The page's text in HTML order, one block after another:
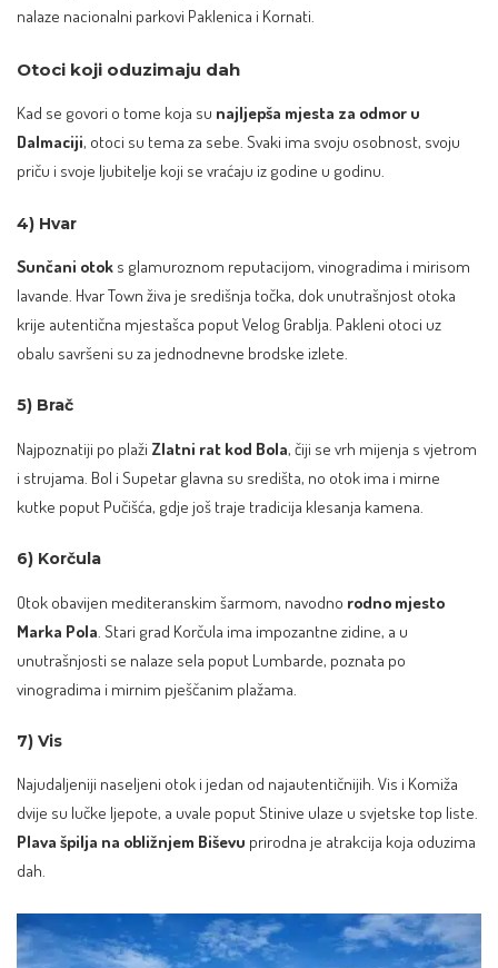
nalaze nacionalni parkovi Paklenica i Kornati.
Otoci koji oduzimaju dah
Kad se govori o tome koja su najljepša mjesta za odmor u
Dalmaciji, otoci su tema za sebe. Svaki ima svoju osobnost, svoju
priču i svoje ljubitelje koji se vraćaju iz godine u godinu.
4) Hvar
Sunčani otok s glamuroznom reputacijom, vinogradima i mirisom
lavande. Hvar Town živa je središnja točka, dok unutrašnjost otoka
krije autentična mjestašca poput Velog Grablja. Pakleni otoci uz
obalu savršeni su za jednodnevne brodske izlete.
5) Brač
Najpoznatiji po plaži Zlatni rat kod Bola, čiji se vrh mijenja s vjetrom
i strujama. Bol i Supetar glavna su središta, no otok ima i mirne
kutke poput Pučišća, gdje još traje tradicija klesanja kamena.
6) Korčula
Otok obavijen mediteranskim šarmom, navodno rodno mjesto
Marka Pola . Stari grad Korčula ima impozantne zidine, a u
unutrašnjosti se nalaze sela poput Lumbarde, poznata po
vinogradima i mirnim pješčanim plažama.
7) Vis
Najudaljeniji naseljeni otok i jedan od najautentičnijih. Vis i Komiža
dvije su lučke ljepote, a uvale poput Stinive ulaze u svjetske top liste.
Plava špilja na obližnjem Biševu prirodna je atrakcija koja oduzima
dah.